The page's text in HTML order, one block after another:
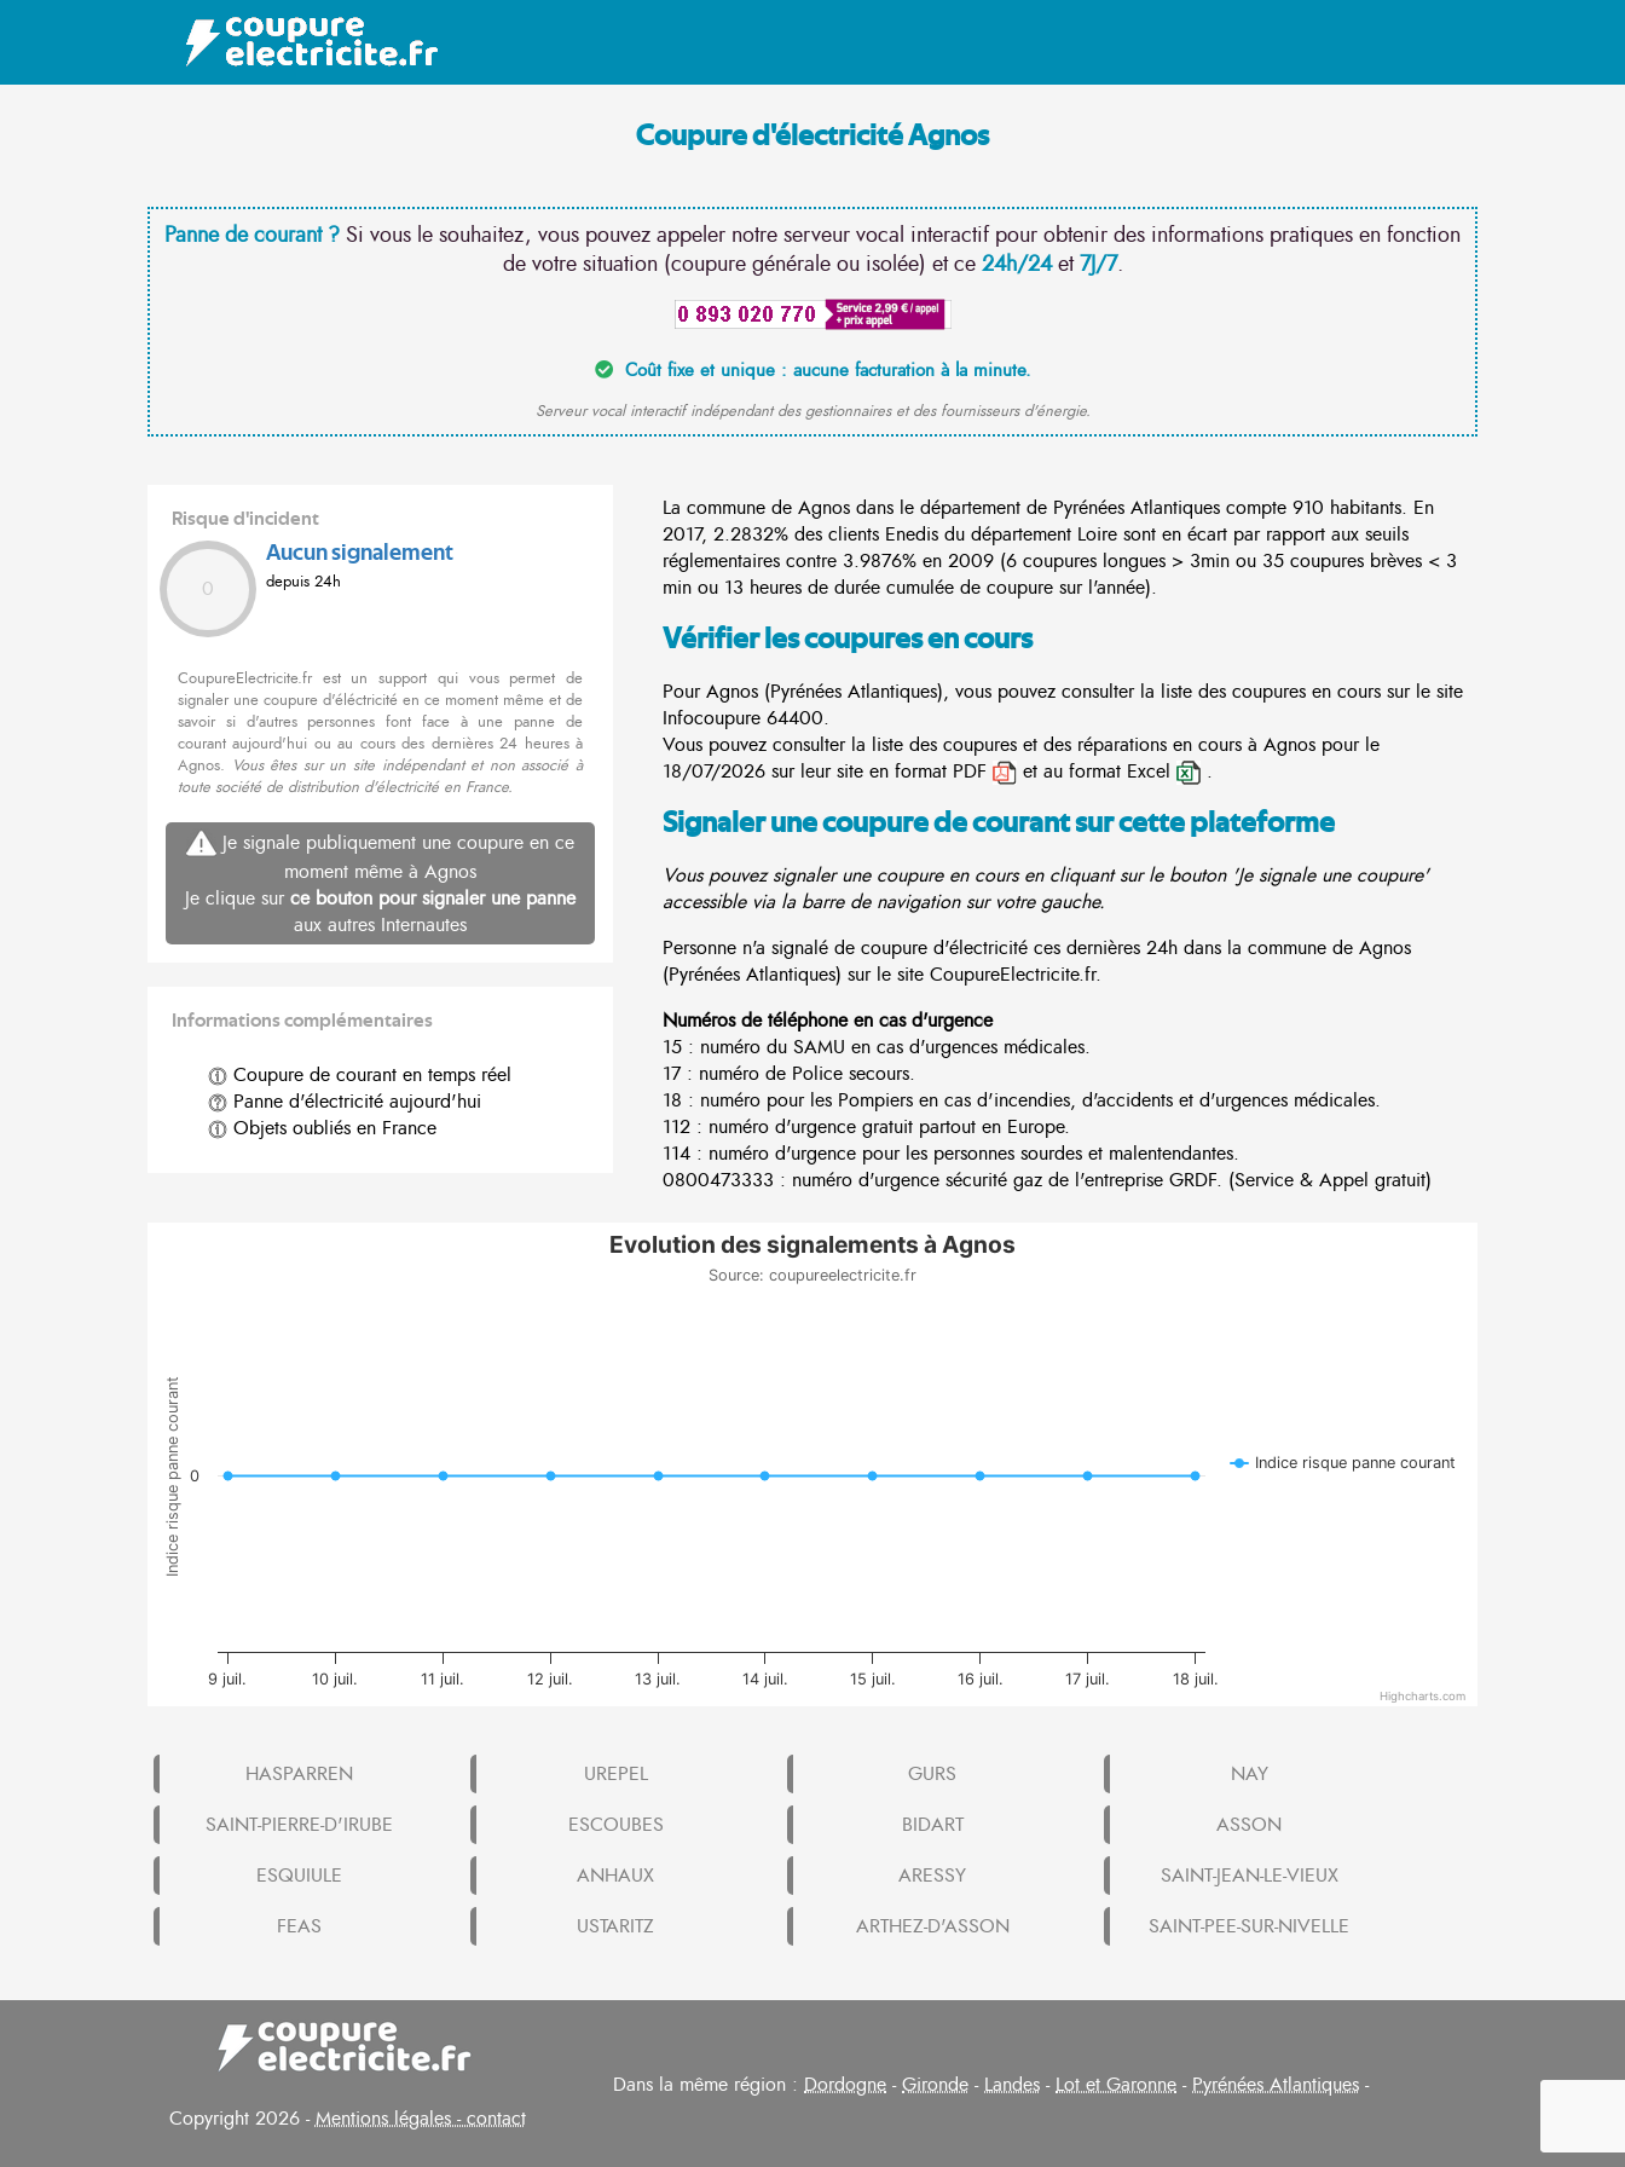
Coupure d'électricité Agnos
Panne de courant ? Si vous le souhaitez, vous pouvez appeler notre serveur vocal interactif pour obtenir des informations pratiques en fonction
de votre situation (coupure générale ou isolée) et ce 24h/24et7J/7.
Coût fixe et unique : aucune facturation à la minute.
Serveur vocal interactif indépendant des gestionnaires et des fournisseurs d'énergie.
Risque d'incident
0
Aucun signalement
depuis 24h
CoupureElectricite.fr est un support qui vous permet de
signaler une coupure d'éléctricité en ce moment même et de
savoir si d'autres personnes font face à une panne de
courant aujourd'hui ou au cours des dernières 24 heures à
Agnos. Vous êtes sur un site indépendant et non associé à
toute société de distribution d'électricité en France.
Je signale publiquement une coupure en ce
moment même à Agnos
Je clique sur ce bouton pour signaler une panne
aux autres Internautes
Informations complémentaires
Coupure de courant en temps réel
Panne d'électricité aujourd'hui
Objets oubliés en France
La commune de Agnos dans le département de Pyrénées Atlantiques compte 910 habitants. En
2017, 2.2832% des clients Enedis du département Loire sont en écart par rapport aux seuils
réglementaires contre 3.9876% en 2009 (6 coupures longues > 3min ou 35 coupures brèves < 3
min ou 13 heures de durée cumulée de coupure sur l'année).
Vérifier les coupures en cours
Pour Agnos (Pyrénées Atlantiques), vous pouvez consulter la liste des coupures en cours sur le site
Infocoupure 64400.
Vous pouvez consulter la liste des coupures et des réparations en cours à Agnos pour le
18/07/2026 sur leur site en format PDF
et au format Excel .
Signaler une coupure de courant sur cette plateforme
Vous pouvez signaler une coupure en cours en cliquant sur le bouton 'Je signale une coupure'
accessible via la barre de navigation sur votre gauche.
Personne n'a signalé de coupure d'électricité ces dernières 24h dans la commune de Agnos
(Pyrénées Atlantiques) sur le site CoupureElectricite.fr.
Numéros de téléphone en cas d'urgence
15 : numéro du SAMU en cas d'urgences médicales.
17 : numéro de Police secours.
18 : numéro pour les Pompiers en cas d'incendies, d'accidents et d'urgences médicales.
112 : numéro d'urgence gratuit partout en Europe.
114 : numéro d'urgence pour les personnes sourdes et malentendantes.
0800473333 : numéro d'urgence sécurité gaz de l'entreprise GRDF. (Service & Appel gratuit)
Indice risque panne courant
Evolution des signalements à Agnos
Source: coupureelectricite.fr
Indice risque panne courant
9 juil. 10 juil. 11 juil. 12 juil. 13 juil. 14 juil. 15 juil. 16 juil. 17 juil. 18 juil.
0
Highcharts.com
HASPARREN UREPEL GURS
NAY
SAINT-PIERRE-D'IRUBE
ESCOUBES BIDART
ASSON
ESQUIULE
ANHAUX ARESSY
SAINT-JEAN-LE-VIEUX
FEAS
USTARITZ ARTHEZ-D'ASSON SAINT-PEE-SUR-NIVELLE
Copyright 2026 -Mentions légales - contact
Dans la même région : Dordogne -Gironde -Landes -Lot et Garonne -Pyrénées Atlantiques -